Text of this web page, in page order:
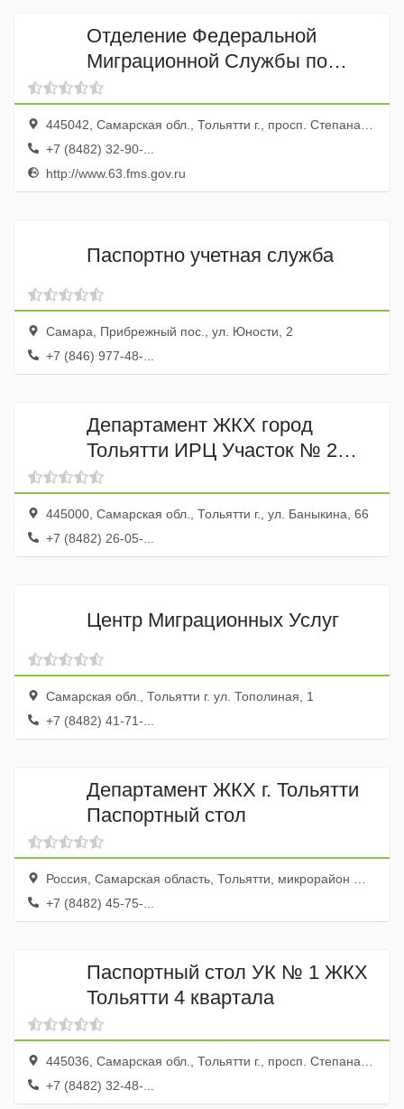
Отделение Федеральной
Миграционной Службы по
Автозаводскому району города
Тольятти
445042, Самарская обл., Тольятти г., просп. Степана Разина, 16а
+7 (8482) 32-90-...
http://www.63.fms.gov.ru
Паспортно учетная служба
Самара, Прибрежный пос., ул. Юности, 2
+7 (846) 977-48-...
Департамент ЖКХ город
Тольятти ИРЦ Участок № 2
Центрального района
Паспортный стол
445000, Самарская обл., Тольятти г., ул. Баныкина, 66
+7 (8482) 26-05-...
Центр Миграционных Услуг
Самарская обл., Тольятти г. ул. Тополиная, 1
+7 (8482) 41-71-...
Департамент ЖКХ г. Тольятти
Паспортный стол
Россия, Самарская область, Тольятти, микрорайон Шлюзовой, Железнодорожная улица, 45
+7 (8482) 45-75-...
Паспортный стол УК № 1 ЖКХ
Тольятти 4 квартала
445036, Самарская обл., Тольятти г., просп. Степана Разина, 6
+7 (8482) 32-48-...